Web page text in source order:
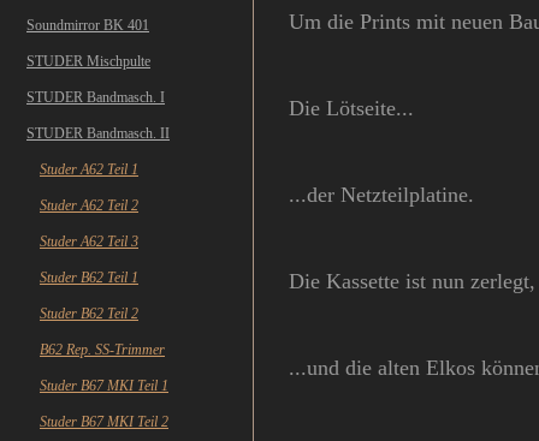
Soundmirror BK 401
STUDER Mischpulte
STUDER Bandmasch. I
STUDER Bandmasch. II
Studer A62 Teil 1
Studer A62 Teil 2
Studer A62 Teil 3
Studer B62 Teil 1
Studer B62 Teil 2
B62 Rep. SS-Trimmer
Studer B67 MKI Teil 1
Studer B67 MKI Teil 2
Um die Prints mit neuen
Die Lötseite...
...der Netzteilplatine.
Die Kassette ist nun
...und die alten Elkos